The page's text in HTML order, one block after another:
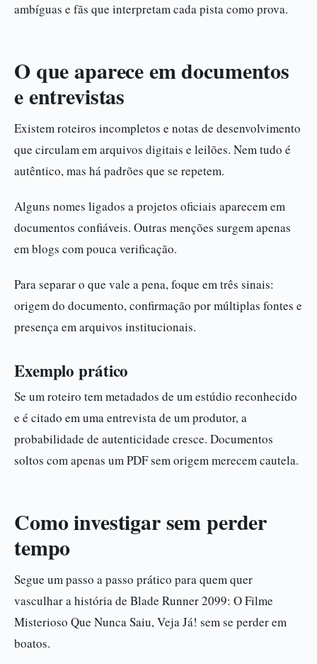
ambíguas e fãs que interpretam cada pista como prova.
O que aparece em documentos
e entrevistas
Existem roteiros incompletos e notas de desenvolvimento
que circulam em arquivos digitais e leilões. Nem tudo é
autêntico, mas há padrões que se repetem.
Alguns nomes ligados a projetos oficiais aparecem em
documentos confiáveis. Outras menções surgem apenas
em blogs com pouca verificação.
Para separar o que vale a pena, foque em três sinais:
origem do documento, confirmação por múltiplas fontes e
presença em arquivos institucionais.
Exemplo prático
Se um roteiro tem metadados de um estúdio reconhecido
e é citado em uma entrevista de um produtor, a
probabilidade de autenticidade cresce. Documentos
soltos com apenas um PDF sem origem merecem cautela.
Como investigar sem perder
tempo
Segue um passo a passo prático para quem quer
vasculhar a história de Blade Runner 2099: O Filme
Misterioso Que Nunca Saiu, Veja Já! sem se perder em
boatos.